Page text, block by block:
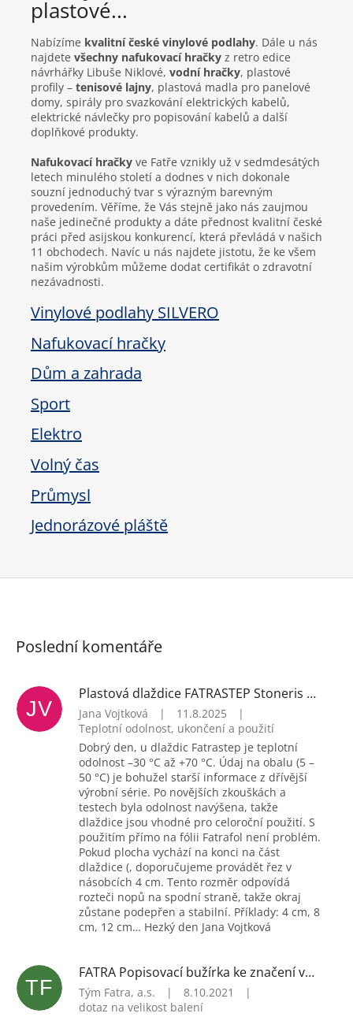
plastové...
Nabízíme kvalitní české vinylové podlahy. Dále u nás
najdete všechny nafukovací hračky z retro edice
návrhářky Libuše Niklové, vodní hračky, plastové
profily – tenisové lajny, plastová madla pro panelové
domy, spirály pro svazkování elektrických kabelů,
elektrické návlečky pro popisování kabelů a další
doplňkové produkty.
Nafukovací hračky ve Fatře vznikly už v sedmdesátých
letech minulého století a dodnes v nich dokonale
souzní jednoduchý tvar s výrazným barevným
provedením. Věříme, že Vás stejně jako nás zaujmou
naše jedinečné produkty a dáte přednost kvalitní české
práci před asijskou konkurencí, která převládá v našich
11 obchodech. Navíc u nás najdete jistotu, že ke všem
našim výrobkům můžeme dodat certifikát o zdravotní
nezávadnosti.
Vinylové podlahy SILVERO
Nafukovací hračky
Dům a zahrada
Sport
Elektro
Volný čas
Průmysl
Jednorázové pláště
Poslední komentáře
JV
Plastová dlaždice FATRASTEP Stoneris černá
Jana Vojtková | 11.8.2025
|
Teplotní odolnost, ukončení a použití
Dobrý den, u dlaždic Fatrastep je teplotní
odolnost –30 °C až +70 °C. Údaj na obalu (5 –
50 °C) je bohužel starší informace z dřívější
výrobní série. Po novějších zkouškách a
testech byla odolnost navýšena, takže
dlaždice jsou vhodné pro celoroční použití. S
použitím přímo na fólii Fatrafol není problém.
Pokud plocha vychází na konci na část
dlaždice (, doporučujeme provádět řez v
násobcích 4 cm. Tento rozměr odpovídá
rozteči nopů na spodní straně, takže okraj
zůstane podepřen a stabilní. Příklady: 4 cm, 8
cm, 12 cm… Hezký den Jana Vojtková
TF
FATRA Popisovací bužírka ke značení vodičů, 5x5 mm (H1449)
Tým Fatra, a.s. | 8.10.2021
|
dotaz na velikost balení